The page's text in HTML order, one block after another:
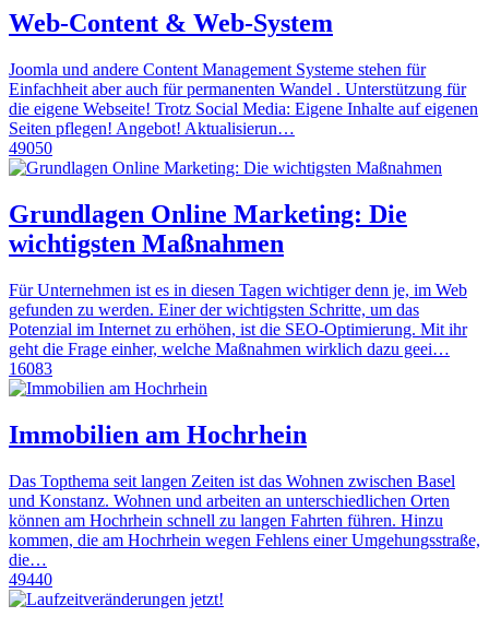
Web-Content & Web-System
Joomla und andere Content Management Systeme stehen für
Einfachheit aber auch für permanenten Wandel . Unterstützung für
die eigene Webseite! Trotz Social Media: Eigene Inhalte auf eigenen
Seiten pflegen! Angebot! Aktualisierun…
49050
Grundlagen Online Marketing: Die
wichtigsten Maßnahmen
Für Unternehmen ist es in diesen Tagen wichtiger denn je, im Web
gefunden zu werden. Einer der wichtigsten Schritte, um das
Potenzial im Internet zu erhöhen, ist die SEO-Optimierung. Mit ihr
geht die Frage einher, welche Maßnahmen wirklich dazu geei…
16083
Immobilien am Hochrhein
Das Topthema seit langen Zeiten ist das Wohnen zwischen Basel
und Konstanz. Wohnen und arbeiten an unterschiedlichen Orten
können am Hochrhein schnell zu langen Fahrten führen. Hinzu
kommen, die am Hochrhein wegen Fehlens einer Umgehungsstraße,
die…
49440